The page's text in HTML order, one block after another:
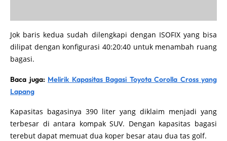
Jok baris kedua sudah dilengkapi dengan ISOFIX yang bisa
dilipat dengan konfigurasi 40:20:40 untuk menambah ruang
bagasi.
Baca juga: Melirik Kapasitas Bagasi Toyota Corolla Cross yang
Lapang
Kapasitas bagasinya 390 liter yang diklaim menjadi yang
terbesar di antara kompak SUV. Dengan kapasitas bagasi
terebut dapat memuat dua koper besar atau dua tas golf.